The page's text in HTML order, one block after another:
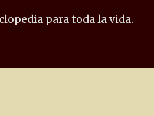
para toda la vida.